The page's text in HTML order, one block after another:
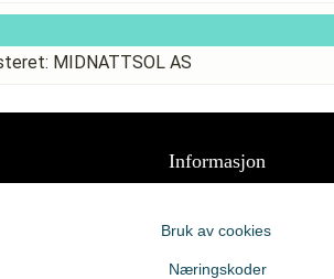
MIDNATTSOL AS
Informasjon
Bruk av cookies
Næringskoder